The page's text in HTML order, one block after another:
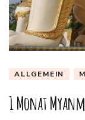
ALLGEMEIN
1 Monat